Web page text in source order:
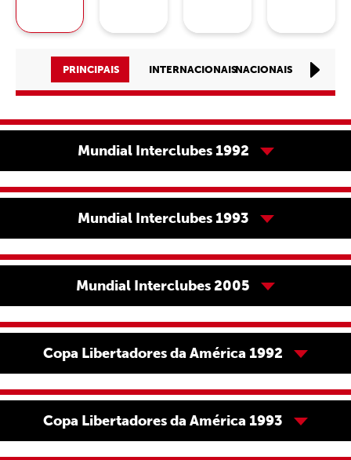
PRINCIPAIS INTERNACIONAISNACIONAIS
Mundial Interclubes 1992
Mundial Interclubes 1993
Mundial Interclubes 2005
Copa Libertadores da América 1992
Copa Libertadores da América 1993